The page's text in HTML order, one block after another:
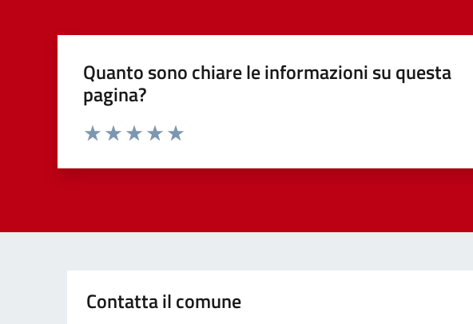
Quanto sono chiare le informazioni su questa
pagina?
Contatta il comune